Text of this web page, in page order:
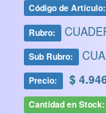
Código de Artículo:
Rubro:
Sub Rubro:
Precio: $
Cantidad en Stock: